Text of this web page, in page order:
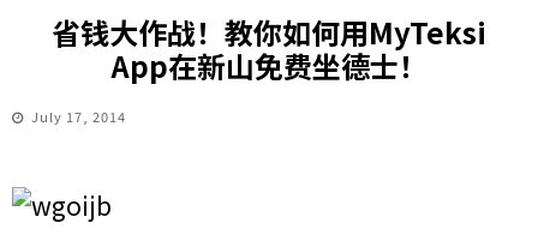
省钱大作战！教你如何用MyTeksi
App在新山免费坐德士！
July 17, 2014